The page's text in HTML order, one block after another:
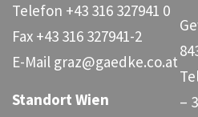
Telefon +43 316 327941 0
Fax +43 316 327941-2
E-Mail graz@gaedke.co.at
Standort Wien
–